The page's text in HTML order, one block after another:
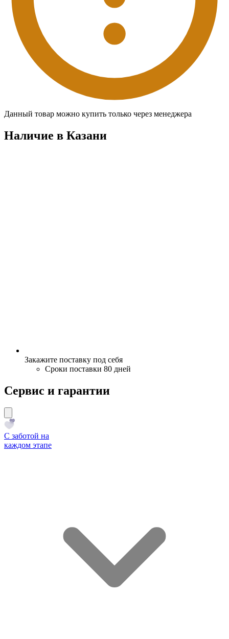
Данный товар можно купить только через менеджера
Наличие в Казани
Закажите поставку под себя
Сроки поставки 80 дней
Сервис и гарантии
С заботой на
каждом этапе